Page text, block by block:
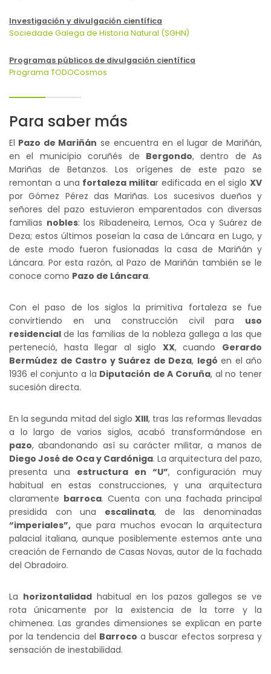
Investigación y divulgación científica
Sociedade Galega de Historia Natural (SGHN)
Programas públicos de divulgación científica
Programa TODOCosmos
Para saber más
El Pazo de Mariñán se encuentra en el lugar de Mariñán,
en el municipio coruñés de Bergondo, dentro de As
Mariñas de Betanzos. Los orígenes de este pazo se
remontan a una fortaleza militar edificada en el sigloXV
por Gómez Pérez das Mariñas. Los sucesivos dueños y
señores del pazo estuvieron emparentados con diversas
familias nobles: los Ribadeneira, Lemos, Oca y Suárez de
Deza; estos últimos poseían la casa de Láncara en Lugo, y
de este modo fueron fusionadas la casa de Mariñán y
Láncara. Por esta razón, al Pazo de Mariñán también se le
conoce como Pazo de Láncara.
Con el paso de los siglos la primitiva fortaleza se fue
convirtiendo en una construcción civil para uso
residencial de las familias de la nobleza gallega a las que
perteneció, hasta llegar al siglo XX, cuando Gerardo
Bermúdez de Castro y Suárez de Deza, legó en el año
1936 el conjunto a la Diputación de A Coruña, al no tener
sucesión directa.
En la segunda mitad del sigloXIII, tras las reformas llevadas
a lo largo de varios siglos, acabó transformándose en
pazo, abandonando así su carácter militar, a manos de
Diego José de Oca y Cardóniga. La arquitectura del pazo,
presenta una estructura en “U”, configuración muy
habitual en estas construcciones, y una arquitectura
claramente barroca. Cuenta con una fachada principal
presidida con una escalinata, de las denominadas
“imperiales”, que para muchos evocan la arquitectura
palacial italiana, aunque posiblemente estemos ante una
creación de Fernando de Casas Novas, autor de la fachada
del Obradoiro.
La horizontalidadhabitual en los pazos gallegos se ve
rota únicamente por la existencia de la torre y la
chimenea. Las grandes dimensiones se explican en parte
por la tendencia del Barroco a buscar efectos sorpresa y
sensación de inestabilidad.